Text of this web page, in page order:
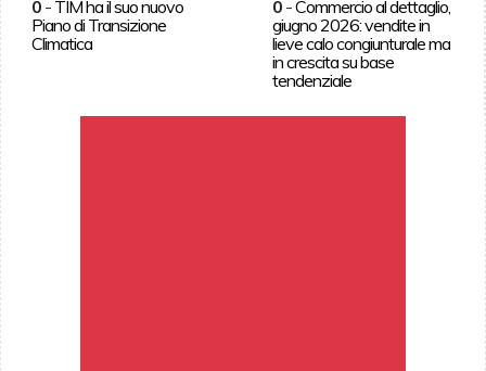
0- TIM ha il suo nuovo
Piano di Transizione
Climatica
0 -Commercio al dettaglio,
giugno 2026: vendite in
lieve calo congiunturale ma
in crescita su base
tendenziale